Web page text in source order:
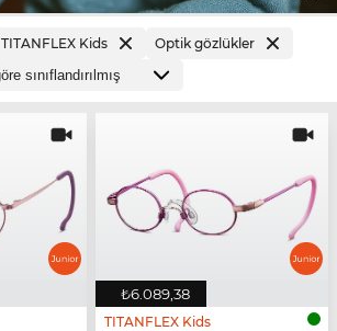
TITANFLEX Kids Optik gözlükler
₺6.089,38
TITANFLEX Kids